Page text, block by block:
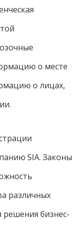
о месте
о лицах,
SIA. Законы
различных
решения бизнес-